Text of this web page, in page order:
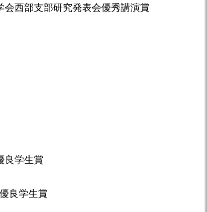
西部支部研究発表会優秀講演賞
学生賞
良学生賞